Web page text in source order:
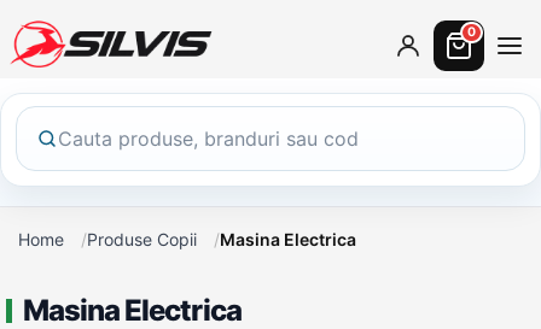
0
Home Produse Copii Masina Electrica
Masina Electrica